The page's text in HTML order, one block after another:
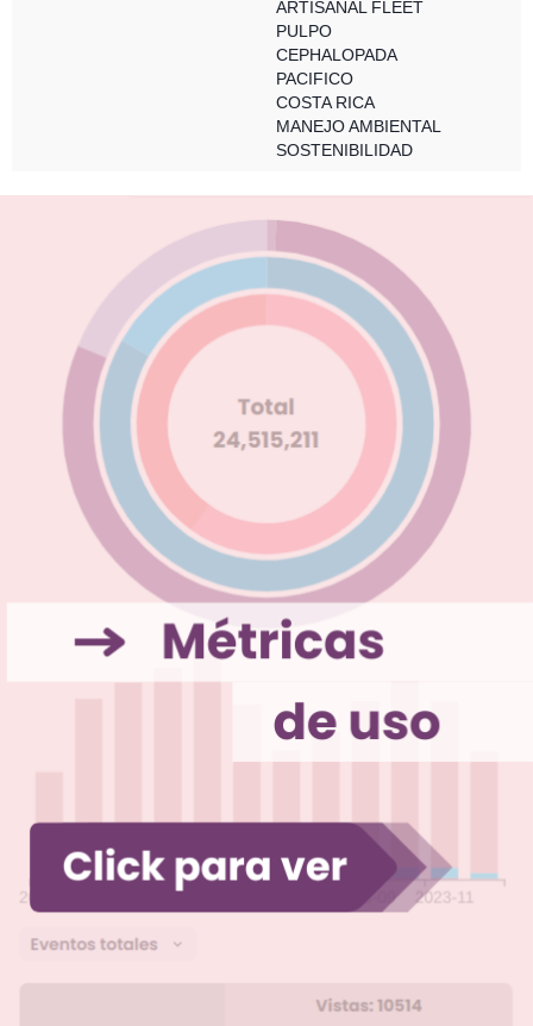
ARTISANAL FLEET
PULPO
CEPHALOPADA
PACIFICO
COSTA RICA
MANEJO AMBIENTAL
SOSTENIBILIDAD